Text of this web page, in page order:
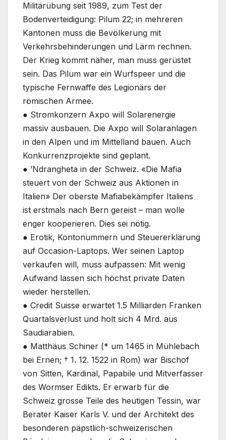
Militärübung seit 1989, zum Test der
Bodenverteidigung: Pilum 22; in mehreren
Kantonen muss die Bevölkerung mit
Verkehrsbehinderungen und Lärm rechnen.
Der Krieg kommt näher, man muss gerüstet
sein. Das Pilum war ein Wurfspeer und die
typische Fernwaffe des Legionärs der
römischen Armee.
● Stromkonzern Axpo will Solarenergie
massiv ausbauen. Die Axpo will Solaranlagen
in den Alpen und im Mittelland bauen. Auch
Konkurrenzprojekte sind geplant.
● ’Ndrangheta in der Schweiz. «Die Mafia
steuert von der Schweiz aus Aktionen in
Italien» Der oberste Mafiabekämpfer Italiens
ist erstmals nach Bern gereist – man wolle
enger kooperieren. Dies sei nötig.
● Erotik, Kontonummern und Steuererklärung
auf Occasion-Laptops. Wer seinen Laptop
verkaufen will, muss aufpassen: Mit wenig
Aufwand lassen sich höchst private Daten
wieder herstellen.
● Credit Suisse erwartet 1.5 Milliarden Franken
Quartalsverlust und holt sich 4 Mrd. aus
Saudiarabien.
● Matthäus Schiner (* um 1465 in Mühlebach
bei Ernen; † 1. 12. 1522 in Rom) war Bischof
von Sitten, Kardinal, Papabile und Mitverfasser
des Wormser Edikts. Er erwarb für die
Schweiz grosse Teile des heutigen Tessin, war
Berater Kaiser Karls V. und der Architekt des
besonderen päpstlich-schweizerischen